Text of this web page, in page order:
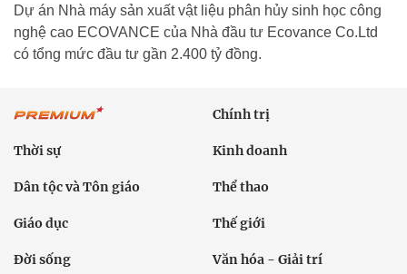
Dự án Nhà máy sản xuất vật liệu phân hủy sinh học công
nghệ cao ECOVANCE của Nhà đầu tư Ecovance Co.Ltd
có tổng mức đầu tư gần 2.400 tỷ đồng.
Chính trị
Thời sự Kinh doanh
Dân tộc và Tôn giáo Thể thao
Giáo dục Thế giới
Đời sống Văn hóa - Giải trí